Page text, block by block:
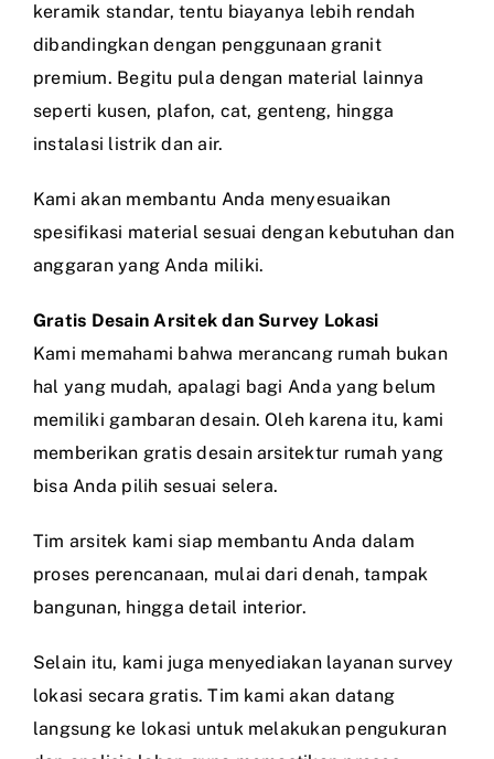
keramik standar, tentu biayanya lebih rendah
dibandingkan dengan penggunaan granit
premium. Begitu pula dengan material lainnya
seperti kusen, plafon, cat, genteng, hingga
instalasi listrik dan air.
Kami akan membantu Anda menyesuaikan
spesifikasi material sesuai dengan kebutuhan dan
anggaran yang Anda miliki.
Gratis Desain Arsitek dan Survey Lokasi
Kami memahami bahwa merancang rumah bukan
hal yang mudah, apalagi bagi Anda yang belum
memiliki gambaran desain. Oleh karena itu, kami
memberikan gratis desain arsitektur rumah yang
bisa Anda pilih sesuai selera.
Tim arsitek kami siap membantu Anda dalam
proses perencanaan, mulai dari denah, tampak
bangunan, hingga detail interior.
Selain itu, kami juga menyediakan layanan survey
lokasi secara gratis. Tim kami akan datang
langsung ke lokasi untuk melakukan pengukuran